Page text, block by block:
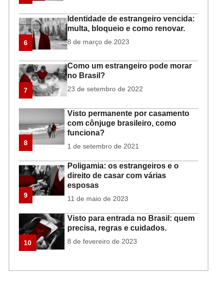
6
Identidade de estrangeiro vencida:
multa, bloqueio e como renovar.
8 de março de 2023
7
Como um estrangeiro pode morar
no Brasil?
23 de setembro de 2022
8
Visto permanente por casamento
com cônjuge brasileiro, como
funciona?
1 de setembro de 2021
9
Poligamia: os estrangeiros e o
direito de casar com várias
esposas
11 de maio de 2023
10
Visto para entrada no Brasil: quem
precisa, regras e cuidados.
8 de fevereiro de 2023